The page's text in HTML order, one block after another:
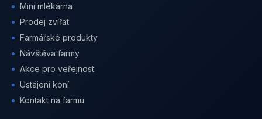
Mini mlékárna
Prodej zvířat
Farmářské produkty
Návštěva farmy
Akce pro veřejnost
Ustájení koní
Kontakt na farmu